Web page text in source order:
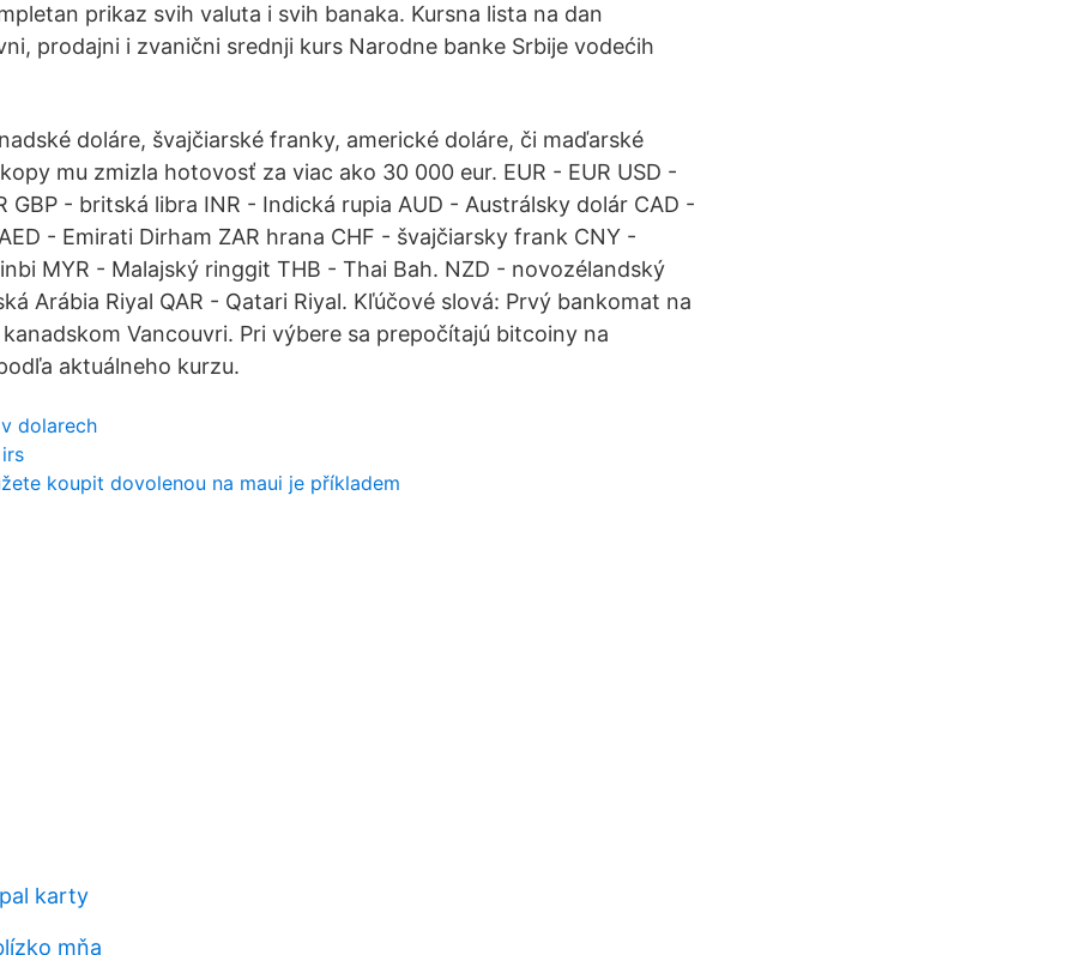
prikaz svih valuta i svih banaka. Kursna lista na dan
prodajni i zvanični srednji kurs Narodne banke Srbije vodećih
doláre, švajčiarské franky, americké doláre, či maďarské
mu zmizla hotovosť za viac ako 30 000 eur. EUR - EUR USD -
GBP - britská libra INR - Indická rupia AUD - Austrálsky dolár CAD -
- Emirati Dirham ZAR hrana CHF - švajčiarsky frank CNY -
MYR - Malajský ringgit THB - Thai Bah. NZD - novozélandský
Arábia Riyal QAR - Qatari Riyal. Kľúčové slová: Prvý bankomat na
Vancouvri. Pri výbere sa prepočítajú bitcoiny na
aktuálneho kurzu.
dolarech
koupit dovolenou na maui je příkladem
karty
mňa